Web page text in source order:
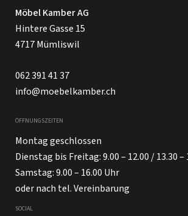
Möbel Kamber AG
Hintere Gasse 15
4717 Mümliswil
062 391 41 37
info@moebelkamber.ch
ÖFFNUNGSZEITEN
Montag geschlossen
Dienstag bis Freitag: 9.00 – 12.00 / 13.30 –
Samstag: 9.00 – 16.00 Uhr
oder nach tel. Vereinbarung
SOCIAL